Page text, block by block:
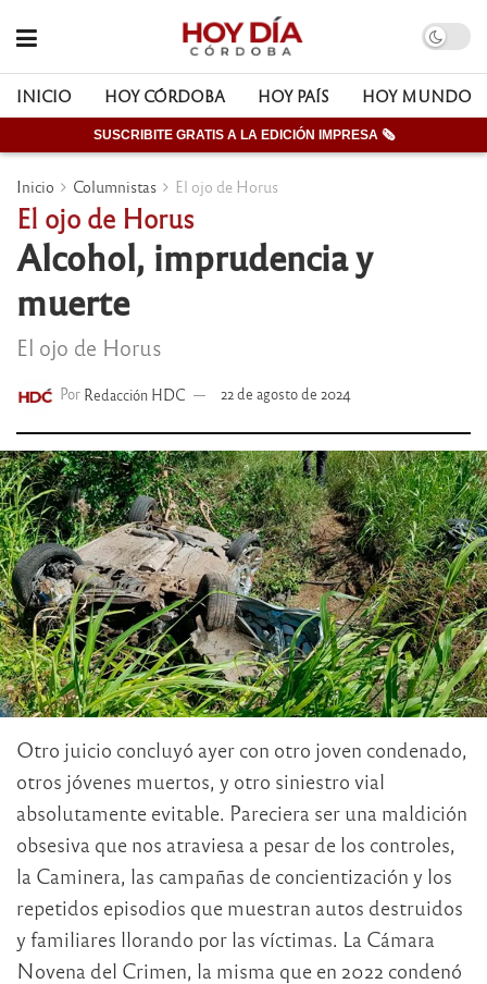
INICIO HOY CÓRDOBA HOY PAÍS HOY MUNDO
SUSCRIBITE GRATIS A LA EDICIÓN IMPRESA 🗞
Inicio Columnistas El ojo de Horus
El ojo de Horus
Alcohol, imprudencia y
muerte
El ojo de Horus
Por Redacción HDC 22 de agosto de 2024
Otro juicio concluyó ayer con otro joven condenado,
otros jóvenes muertos, y otro siniestro vial
absolutamente evitable. Pareciera ser una maldición
obsesiva que nos atraviesa a pesar de los controles,
la Caminera, las campañas de concientización y los
repetidos episodios que muestran autos destruidos
y familiares llorando por las víctimas. La Cámara
Novena del Crimen, la misma que en 2022 condenó